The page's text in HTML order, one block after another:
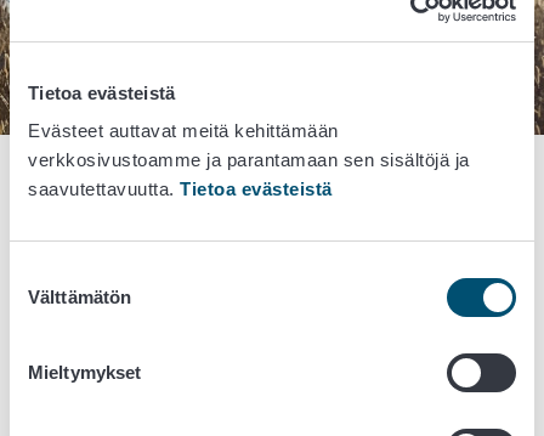
Tietoa evästeistä
Evästeet auttavat meitä kehittämään
verkkosivustoamme ja parantamaan sen sisältöjä ja
saavutettavuutta. Tietoa evästeistä
valinta
Välttämätön
Mieltymykset
Etusivu Yhteystiedot Palaute palautelomake